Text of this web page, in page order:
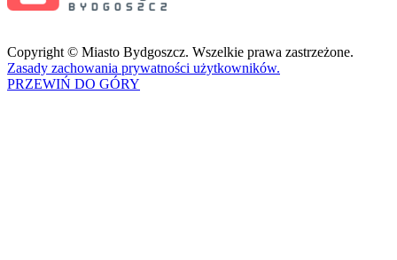
Copyright © Miasto Bydgoszcz. Wszelkie prawa zastrzeżone.
Zasady zachowania prywatności użytkowników.
PRZEWIŃ DO GÓRY